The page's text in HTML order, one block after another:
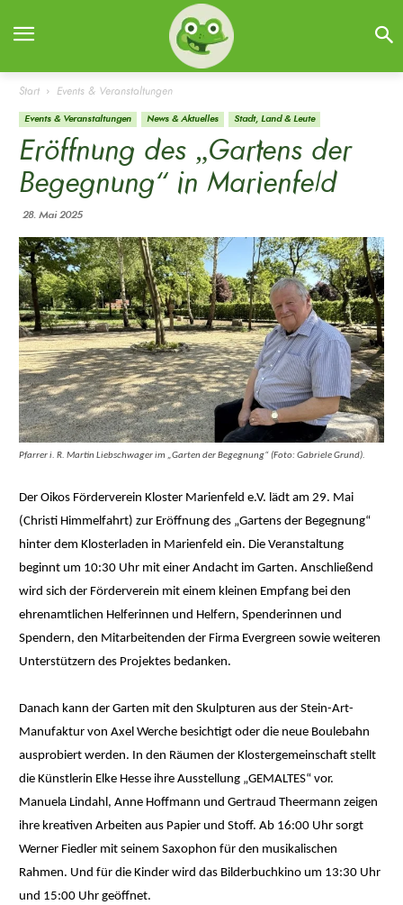
Start Events & Veranstaltungen
Events & Veranstaltungen News & Aktuelles Stadt, Land & Leute
Eröffnung des „Gartens der
Begegnung“ in Marienfeld
28. Mai 2025
Pfarrer i. R. Martin Liebschwager im „Garten der Begegnung“ (Foto: Gabriele Grund).
Der Oikos Förderverein Kloster Marienfeld e.V. lädt am 29. Mai
(Christi Himmelfahrt) zur Eröffnung des „Gartens der Begegnung“
hinter dem Klosterladen in Marienfeld ein. Die Veranstaltung
beginnt um 10:30 Uhr mit einer Andacht im Garten. Anschließend
wird sich der Förderverein mit einem kleinen Empfang bei den
ehrenamtlichen Helferinnen und Helfern, Spenderinnen und
Spendern, den Mitarbeitenden der Firma Evergreen sowie weiteren
Unterstützern des Projektes bedanken.
Danach kann der Garten mit den Skulpturen aus der Stein-Art-
Manufaktur von Axel Werche besichtigt oder die neue Boulebahn
ausprobiert werden. In den Räumen der Klostergemeinschaft stellt
die Künstlerin Elke Hesse ihre Ausstellung „GEMALTES“ vor.
Manuela Lindahl, Anne Hoffmann und Gertraud Theermann zeigen
ihre kreativen Arbeiten aus Papier und Stoff. Ab 16:00 Uhr sorgt
Werner Fiedler mit seinem Saxophon für den musikalischen
Rahmen. Und für die Kinder wird das Bilderbuchkino um 13:30 Uhr
und 15:00 Uhr geöffnet.